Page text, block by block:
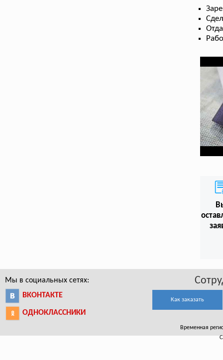
Мы в социальных сетях:
ВКОНТАКТЕ
ОДНОКЛАССНИКИ
Как заказать
Временная